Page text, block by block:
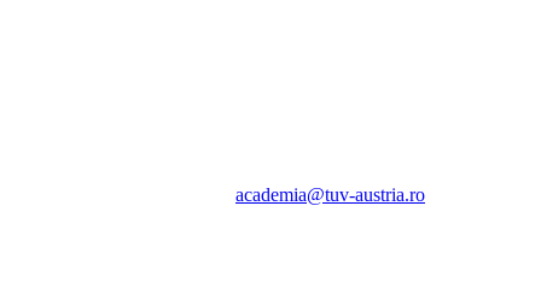
academia@tuv-austria.ro